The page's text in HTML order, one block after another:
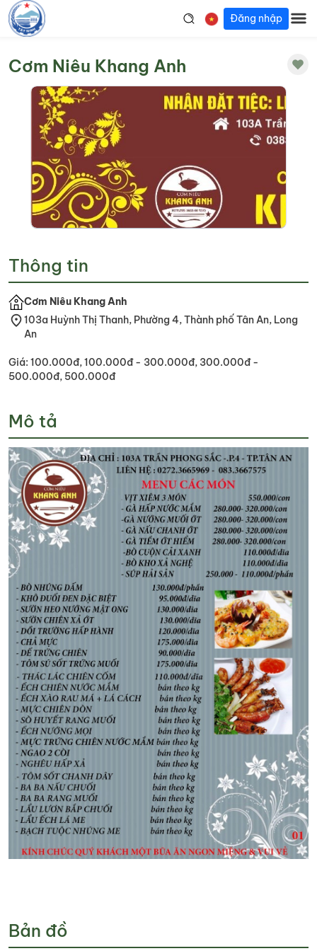
Đăng nhập
Cơm Niêu Khang Anh
Thông tin
Cơm Niêu Khang Anh
103a Huỳnh Thị Thanh, Phường 4, Thành phố Tân An, Long
An
Giá: 100.000đ, 100.000đ - 300.000đ, 300.000đ -
500.000đ, 500.000đ
Mô tả
Bản đồ